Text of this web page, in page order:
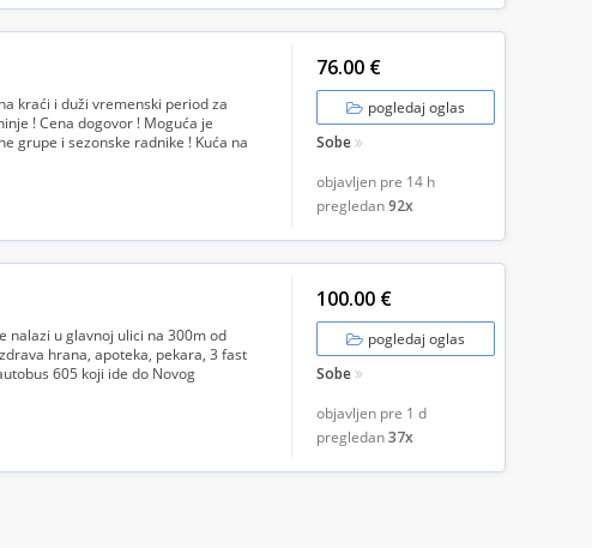
kraći i duži vremenski period za
! Cena dogovor ! Moguća je
grupe i sezonske radnike ! Kuća na
76.00 €
pogledaj oglas
Sobe
objavljen pre 14 h
pregledan92x
nalazi u glavnoj ulici na 300m od
hrana, apoteka, pekara, 3 fast
605 koji ide do Novog
100.00 €
pogledaj oglas
Sobe
objavljen pre 1 d
pregledan37x